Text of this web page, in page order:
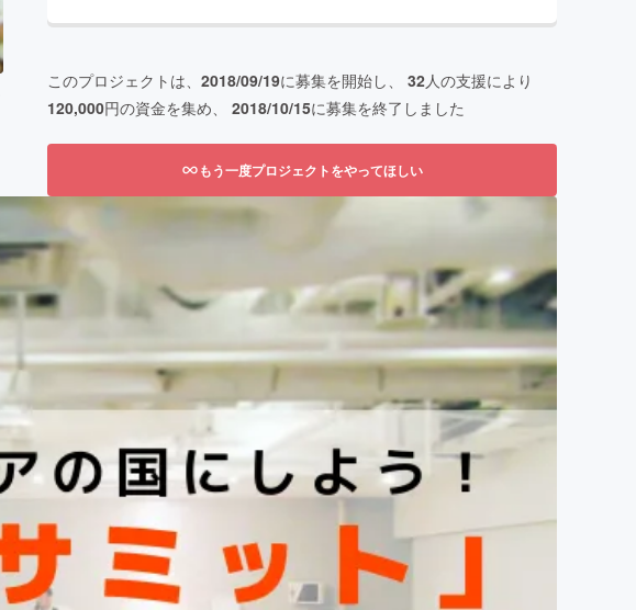
このプロジェクトは、 2018/09/19に募集を開始し、 32人の支援により
120,000円の資金を集め、 2018/10/15に募集を終了しました
もう一度プロジェクトをやってほしい